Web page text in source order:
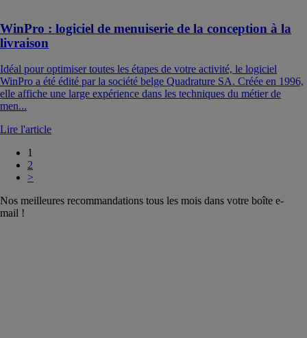
WinPro : logiciel de menuiserie de la conception à la
livraison
Idéal pour optimiser toutes les étapes de votre activité, le logiciel
WinPro a été édité par la société belge Quadrature SA. Créée en 1996,
elle affiche une large expérience dans les techniques du métier de
men...
Lire l'article
1
2
>
Nos meilleures recommandations tous les mois dans votre boîte e-
mail !